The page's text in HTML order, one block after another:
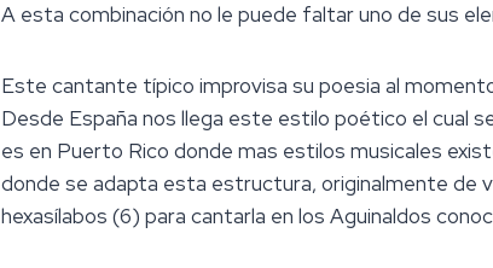
A esta combinación no le puede faltar uno de sus
Este cantante típico improvisa su poesia al
Desde España nos llega este estilo poético el cual
es en Puerto Rico donde mas estilos musicales
donde se adapta esta estructura, originalmente de
hexasílabos (6) para cantarla en los Aguinaldos